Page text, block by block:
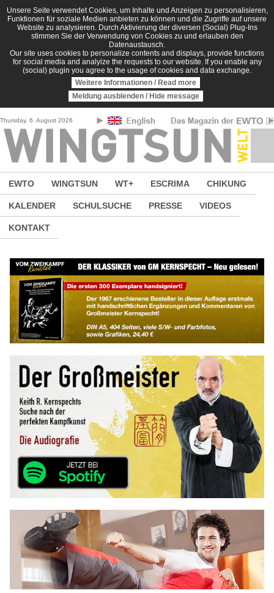
Direkt zum Inhalt
Unsere Seite verwendet Cookies, um Inhalte und Anzeigen zu personalisieren,
Funktionen für soziale Medien anbieten zu können und die Zugriffe auf unsere
Website zu analysieren. Durch Aktivierung der diversen (Social) Plug-Ins
stimmen Sie der Verwendung von Cookies zu und erlauben den
Datenaustausch.
Our site uses cookies to personalize contents and displays, provide functions
for social media and analyize the requests to our website. If you enable any
(social) plugin you agree to the usage of cookies and data exchange.
Weitere Informationen / Read more
Meldung ausblenden / Hide message
Thursday, 6. August 2026
EWTO WINGTSUN WT+ ESCRIMA CHIKUNG
KALENDER SCHULSUCHE PRESSE VIDEOS
KONTAKT